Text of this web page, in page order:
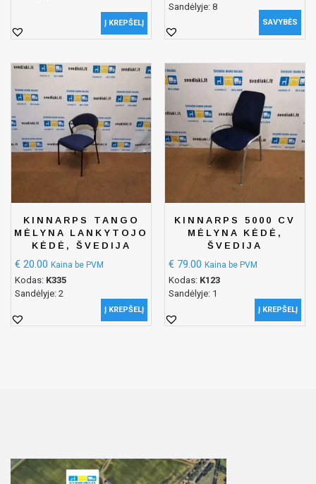
Į KREPŠELĮ
Sandėlyje: 8
SAVYBĖS
KINNARPS TANGO
MĖLYNA LANKYTOJO
KĖDĖ, ŠVEDIJA
€ 20.00 Kaina be PVM
Kodas: K335
Sandėlyje: 2
Į KREPŠELĮ
KINNARPS 5000 CV
MĖLYNA KĖDĖ,
ŠVEDIJA
€ 79.00 Kaina be PVM
Kodas: K123
Sandėlyje: 1
Į KREPŠELĮ